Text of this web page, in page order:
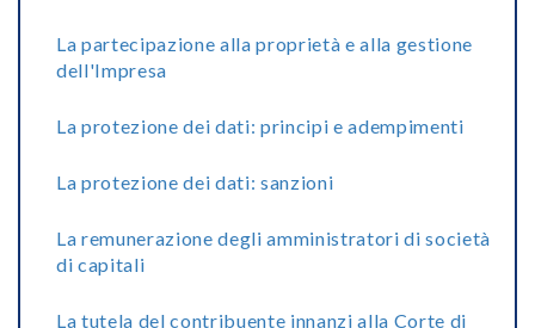
La partecipazione alla proprietà e alla gestione
dell'Impresa
La protezione dei dati: principi e adempimenti
La protezione dei dati: sanzioni
La remunerazione degli amministratori di società
di capitali
La tutela del contribuente innanzi alla Corte di